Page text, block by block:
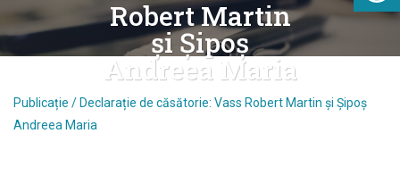
Robert Martin
și Șipoș
Andreea Maria
Publicație / Declarație de căsătorie: Vass Robert Martin și Șipoș
Andreea Maria